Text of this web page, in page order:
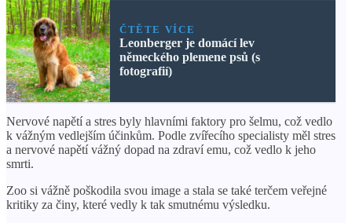
ČTĚTE VÍCE
Leonberger je domácí lev
německého plemene psů (s
fotografií)
Nervové napětí a stres byly hlavními faktory pro šelmu, což vedlo
k vážným vedlejším účinkům. Podle zvířecího specialisty měl stres
a nervové napětí vážný dopad na zdraví emu, což vedlo k jeho
smrti.
Zoo si vážně poškodila svou image a stala se také terčem veřejné
kritiky za činy, které vedly k tak smutnému výsledku.